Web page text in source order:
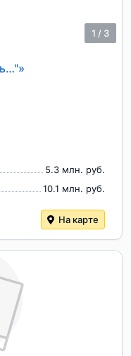
1 / 3
5.3 млн. руб.
10.1 млн. руб.
На карте